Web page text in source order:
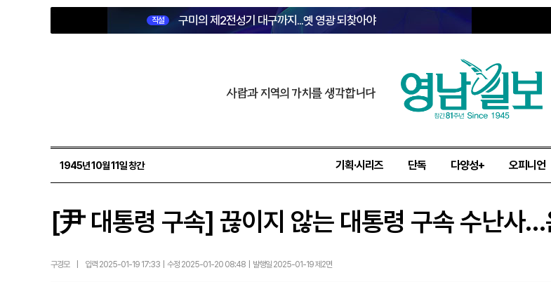
직설 구미의 제2전성기 대구까지...옛 영광 되찾아야
사람과 지역의 가치를 생각합니다
1945년 10월 11일 창간 기획·시리즈 단독 다양성+ 오피니언
[尹 대통령 구속] 끊이지 않는 대통령 구속 수난사
구경모 입력 2025-01-19 17:33 | 수정 2025-01-20 08:48 | 발행일 2025-01-19 제2면